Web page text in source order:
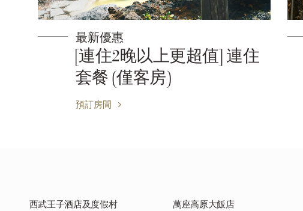
最新優惠
王子基本優惠
預訂房間
西武王子酒店及度假村
萬座高原大飯店